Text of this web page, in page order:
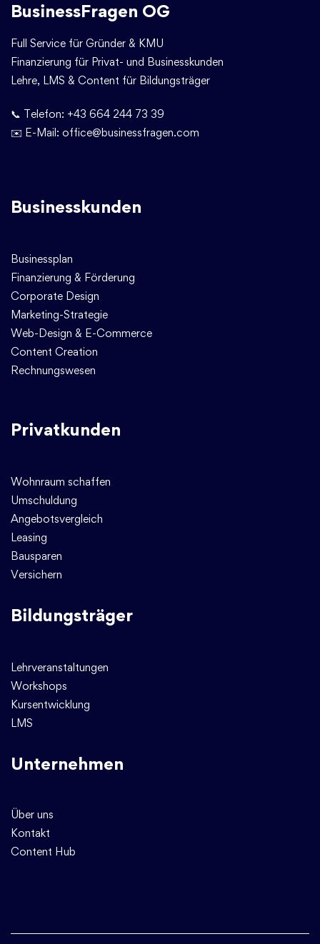
BusinessFragen OG
Full Service für Gründer & KMU
Finanzierung für Privat- und Businesskunden
Lehre, LMS & Content für Bildungsträger
📞 Telefon: +43 664 244 73 39
✉️ E-Mail: office@businessfragen.com
Businesskunden
Businessplan
Finanzierung & Förderung
Corporate Design
Marketing-Strategie
Web-Design & E-Commerce
Content Creation
Rechnungswesen
Privatkunden
Wohnraum schaffen
Umschuldung
Angebotsvergleich
Leasing
Bausparen
Versichern
Bildungsträger
Lehrveranstaltungen
Workshops
Kursentwicklung
LMS
Unternehmen
Über uns
Kontakt
Content Hub